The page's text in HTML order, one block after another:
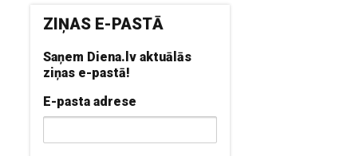
ZIŅAS E-PASTĀ
Saņem Diena.lv aktuālās
ziņas e-pastā!
E-pasta adrese